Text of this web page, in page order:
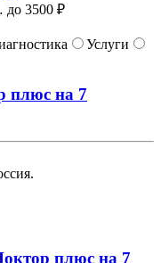
до 3500 ₽
Услуги
плюс на 7
.
плюс на 7